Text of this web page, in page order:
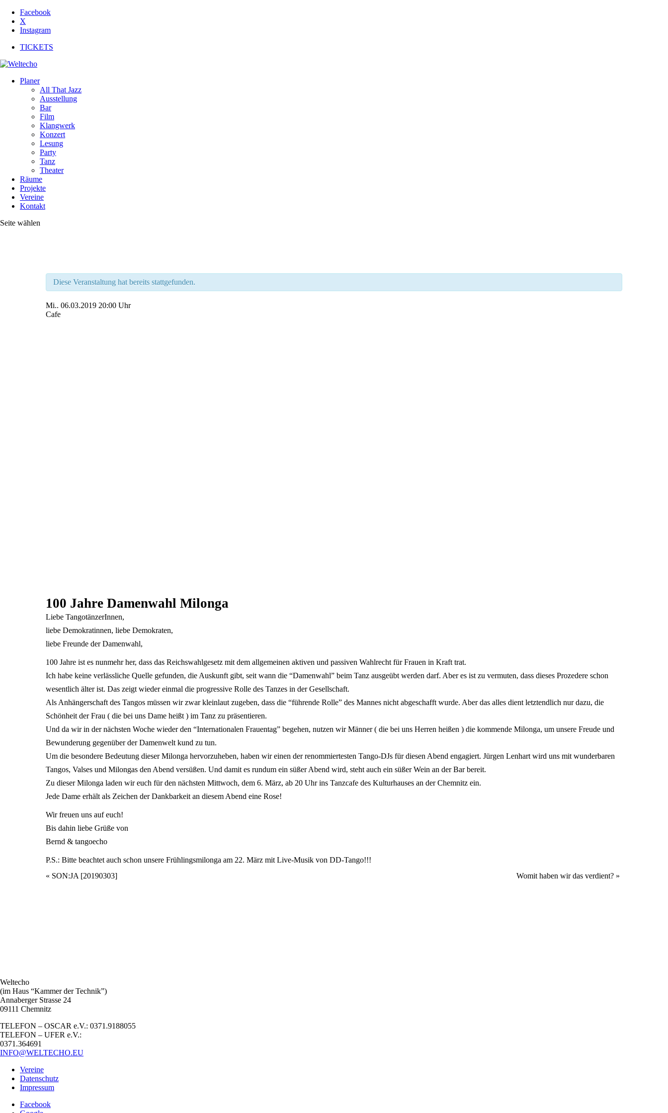
Facebook
X
Instagram
TICKETS
Planer
All That Jazz
Ausstellung
Bar
Film
Klangwerk
Konzert
Lesung
Party
Tanz
Theater
Räume
Projekte
Vereine
Kontakt
Seite wählen
Diese Veranstaltung hat bereits stattgefunden.
Mi.. 06.03.2019 20:00 Uhr
Cafe
100 Jahre Damenwahl Milonga
Liebe TangotänzerInnen,
liebe Demokratinnen, liebe Demokraten,
liebe Freunde der Damenwahl,
100 Jahre ist es nunmehr her, dass das Reichswahlgesetz mit dem allgemeinen aktiven und passiven Wahlrecht für Frauen in Kraft trat.
Ich habe keine verlässliche Quelle gefunden, die Auskunft gibt, seit wann die “Damenwahl” beim Tanz ausgeübt werden darf. Aber es ist zu vermuten, dass dieses Prozedere schon
wesentlich älter ist. Das zeigt wieder einmal die progressive Rolle des Tanzes in der Gesellschaft.
Als Anhängerschaft des Tangos müssen wir zwar kleinlaut zugeben, dass die “führende Rolle” des Mannes nicht abgeschafft wurde. Aber das alles dient letztendlich nur dazu, die
Schönheit der Frau ( die bei uns Dame heißt ) im Tanz zu präsentieren.
Und da wir in der nächsten Woche wieder den “Internationalen Frauentag” begehen, nutzen wir Männer ( die bei uns Herren heißen ) die kommende Milonga, um unsere Freude und
Bewunderung gegenüber der Damenwelt kund zu tun.
Um die besondere Bedeutung dieser Milonga hervorzuheben, haben wir einen der renommiertesten Tango-DJs für diesen Abend engagiert. Jürgen Lenhart wird uns mit wunderbaren
Tangos, Valses und Milongas den Abend versüßen. Und damit es rundum ein süßer Abend wird, steht auch ein süßer Wein an der Bar bereit.
Zu dieser Milonga laden wir euch für den nächsten Mittwoch, dem 6. März, ab 20 Uhr ins Tanzcafe des Kulturhauses an der Chemnitz ein.
Jede Dame erhält als Zeichen der Dankbarkeit an diesem Abend eine Rose!
Wir freuen uns auf euch!
Bis dahin liebe Grüße von
Bernd & tangoecho
P.S.: Bitte beachtet auch schon unsere Frühlingsmilonga am 22. März mit Live-Musik von DD-Tango!!!
Veranstaltung
« SON:JA [20190303] Womit haben wir das verdient? »
Weltecho
(im Haus “Kammer der Technik”)
Annaberger Strasse 24
09111 Chemnitz
TELEFON – OSCAR e.V.: 0371.9188055
TELEFON – UFER e.V.:
0371.364691
INFO@WELTECHO.EU
Vereine
Datenschutz
Impressum
Facebook